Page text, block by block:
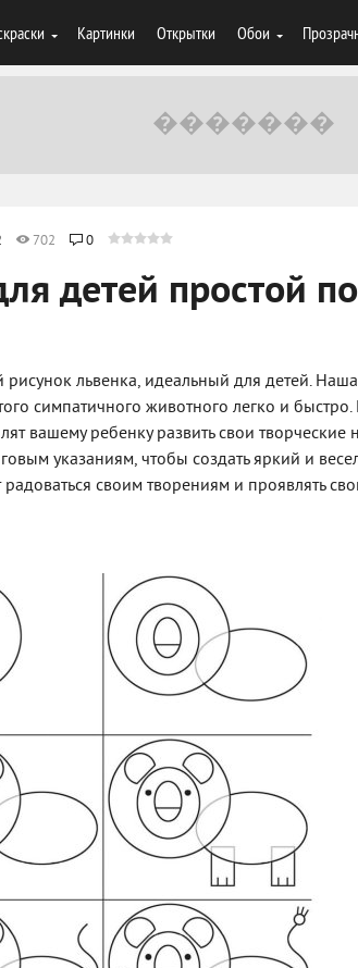
Картинки Открытки Обои
702 0
детей простой
львенка, идеальный для детей.
симпатичного животного легко и
вашему ребенку развить свои творческие
указаниям, чтобы создать яркий и
радоваться своим творениям и проявлять